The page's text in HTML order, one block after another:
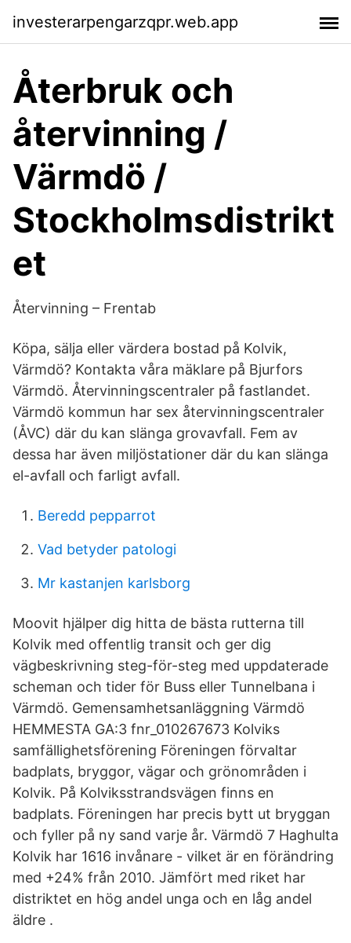
investerarpengarzqpr.web.app
Återbruk och
återvinning /
Värmdö /
Stockholmsdistrikt
et
Återvinning – Frentab
Köpa, sälja eller värdera bostad på Kolvik,
Värmdö? Kontakta våra mäklare på Bjurfors
Värmdö. Återvinnings­centraler på fastlandet.
Värmdö kommun har sex återvinningscentraler
(ÅVC) där du kan slänga grovavfall. Fem av
dessa har även miljöstationer där du kan slänga
el-avfall och farligt avfall.
Beredd pepparrot
Vad betyder patologi
Mr kastanjen karlsborg
Moovit hjälper dig hitta de bästa rutterna till
Kolvik med offentlig transit och ger dig
vägbeskrivning steg-för-steg med uppdaterade
scheman och tider för Buss eller Tunnelbana i
Värmdö. Gemensamhetsanläggning Värmdö
HEMMESTA GA:3 fnr_010267673 Kolviks
samfällighetsförening Föreningen förvaltar
badplats, bryggor, vägar och grönområden i
Kolvik. På Kolviksstrandsvägen finns en
badplats. Föreningen har precis bytt ut bryggan
och fyller på ny sand varje år. Värmdö 7 Haghulta
Kolvik har 1616 invånare - vilket är en förändring
med +24% från 2010. Jämfört med riket har
distriktet en hög andel unga och en låg andel
äldre .